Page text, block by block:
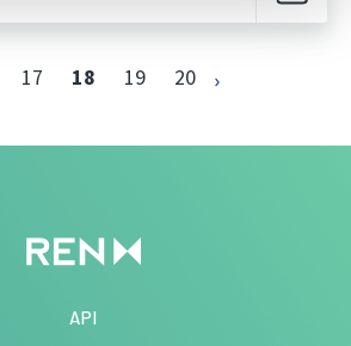
17 18 19 20
API